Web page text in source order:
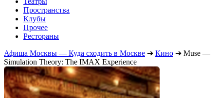
Пространства
Клубы
Прочее
Рестораны
Афиша Москвы — Куда сходить в Москве ➔ Кино ➔ Muse —
Simulation Theory: The IMAX Experience